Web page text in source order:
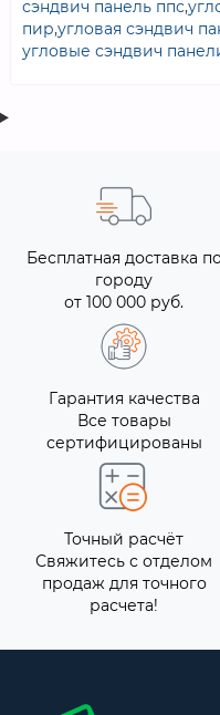
сэндвич панель ппс,
пир,угловая сэндвич
угловые сэндвич
Бесплатная доставка
городу
от 100 000 руб.
Гарантия качества
Все товары
сертифицированы
Точный расчёт
Свяжитесь с отделом
продаж для точного
расчета!